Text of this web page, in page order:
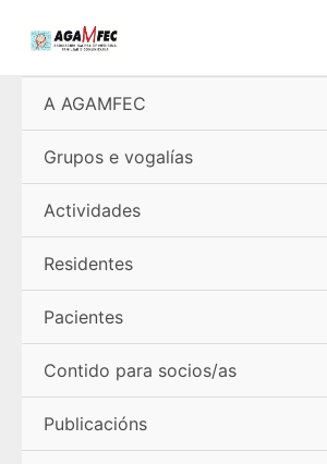
A AGAMFEC
Grupos e vogalías
Actividades
Residentes
Pacientes
Contido para socios/as
Publicacións